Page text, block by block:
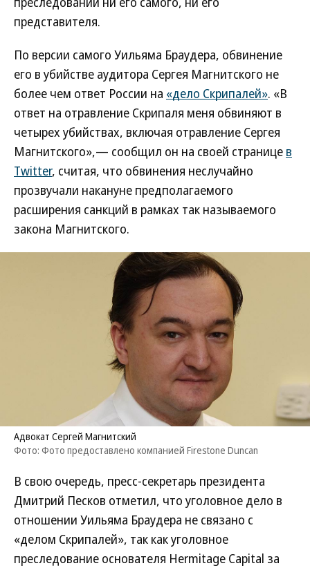
представителя.
По версии самого Уильяма Браудера, обвинение
его в убийстве аудитора Сергея Магнитского не
более чем ответ России на «дело Скрипалей». «В
ответ на отравление Скрипаля меня обвиняют в
четырех убийствах, включая отравление Сергея
Магнитского»,— сообщил он на своей странице в
Twitter, считая, что обвинения неслучайно
прозвучали накануне предполагаемого
расширения санкций в рамках так называемого
закона Магнитского.
Адвокат Сергей Магнитский
Фото: Фото предоставлено компанией Firestone Duncan
В свою очередь, пресс-секретарь президента
Дмитрий Песков отметил, что уголовное дело в
отношении Уильяма Браудера не связано с
«делом Скрипалей», так как уголовное
преследование основателя Hermitage Capital за